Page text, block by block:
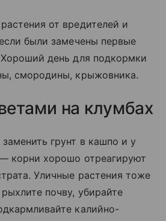
от вредителей и
были замечены первые
день для подкормки
смородины, крыжовника.
на клумбах
грунт в кашпо и у
корни хорошо отреагируют
Уличные растения тоже
почву, убирайте
калийно-